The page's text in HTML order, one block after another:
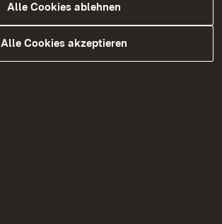
Alle Cookies ablehnen
Alle Cookies akzeptieren